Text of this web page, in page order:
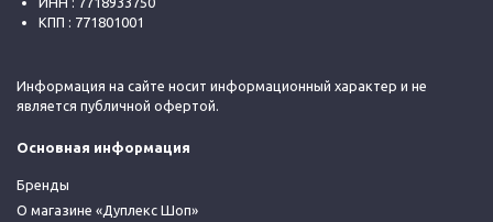
КПП : 771801001
Информация на сайте носит информационный характер и не
является публичной офертой.
Основная информация
Бренды
О магазине «Дуплекс Шоп»